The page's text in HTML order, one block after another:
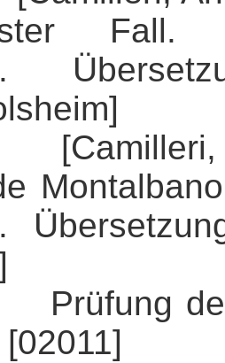
Fall.
der